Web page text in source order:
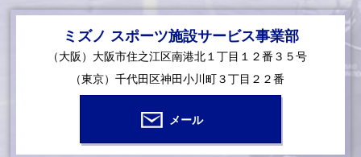
ミズノ スポーツ施設サービス事業部
（大阪）大阪市住之江区南港北１丁目１２番３５号
（東京）千代田区神田小川町３丁目２２番
メール